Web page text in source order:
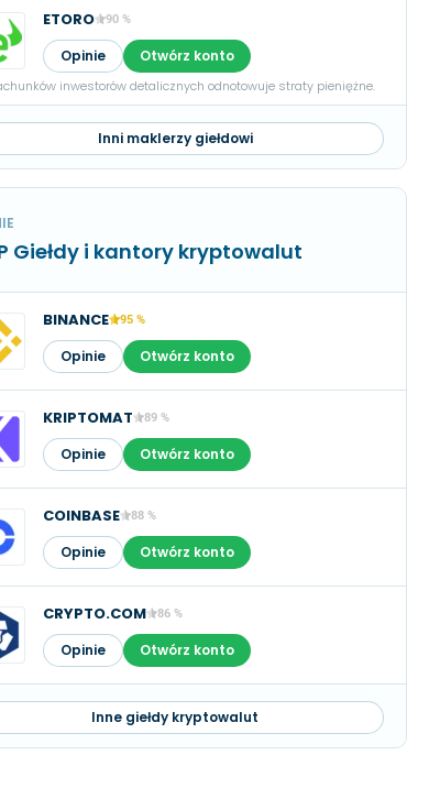
ETORO 90 %
Opinie Otwórz konto
inwestorów detalicznych odnotowuje straty pieniężne.
Inni maklerzy giełdowi
Giełdy i kantory kryptowalut
BINANCE 95 %
Opinie Otwórz konto
KRIPTOMAT 89 %
Opinie Otwórz konto
COINBASE 88 %
Opinie Otwórz konto
CRYPTO.COM 86 %
Opinie Otwórz konto
Inne giełdy kryptowalut